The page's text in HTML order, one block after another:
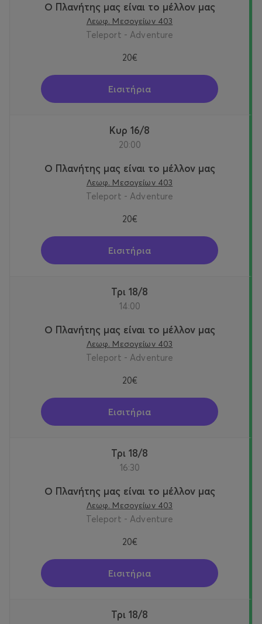
Ο Πλανήτης μας είναι το μέλλον μας
Λεωφ. Μεσογείων 403
Teleport - Adventure
20€
Εισιτήρια
Κυρ 16/8
20:00
Ο Πλανήτης μας είναι το μέλλον μας
Λεωφ. Μεσογείων 403
Teleport - Adventure
20€
Εισιτήρια
Τρι 18/8
14:00
Ο Πλανήτης μας είναι το μέλλον μας
Λεωφ. Μεσογείων 403
Teleport - Adventure
20€
Εισιτήρια
Τρι 18/8
16:30
Ο Πλανήτης μας είναι το μέλλον μας
Λεωφ. Μεσογείων 403
Teleport - Adventure
20€
Εισιτήρια
Τρι 18/8